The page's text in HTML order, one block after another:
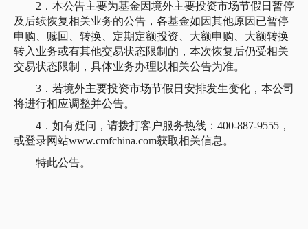
2．本公告主要为基金因境外主要投资市场节假日暂停
及后续恢复相关业务的公告，各基金如因其他原因已暂停
申购、赎回、转换、定期定额投资、大额申购、大额转换
转入业务或有其他交易状态限制的，本次恢复后仍受相关
交易状态限制，具体业务办理以相关公告为准。
3．若境外主要投资市场节假日安排发生变化，本公司
将进行相应调整并公告。
4．如有疑问，请拨打客户服务热线：400-887-9555，
或登录网站www.cmfchina.com获取相关信息。
特此公告。